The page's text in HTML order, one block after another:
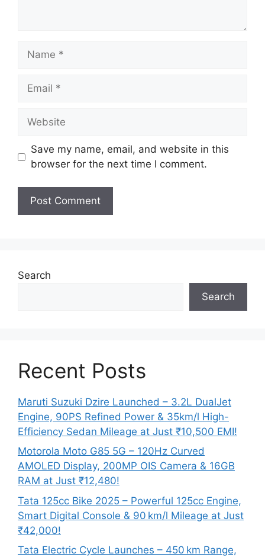
Name
Email
Website
Save my name, email, and website in this
browser for the next time I comment.
Search
Search
Recent Posts
Maruti Suzuki Dzire Launched – 3.2L DualJet
Engine, 90PS Refined Power & 35km/l High-
Efficiency Sedan Mileage at Just ₹10,500 EMI!
Motorola Moto G85 5G – 120Hz Curved
AMOLED Display, 200MP OIS Camera & 16GB
RAM at Just ₹12,480!
Tata 125cc Bike 2025 – Powerful 125cc Engine,
Smart Digital Console & 90 km/l Mileage at Just
₹42,000!
Tata Electric Cycle Launches – 450 km Range,